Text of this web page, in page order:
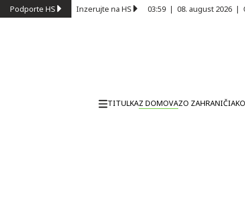
Podporte HS Inzerujte na HS 03:59 | 08. august 2026 |
TITULKAZ DOMOVAZO ZAHRANIČIA